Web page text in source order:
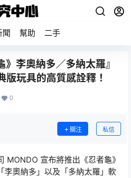
聞 幫助 二手
李奧納多／多納太羅』
版玩具的高質感詮釋！
0
關注 私信
MONDO 宣布將推出《忍者龜》
奧納多」以及「多納太羅」軟